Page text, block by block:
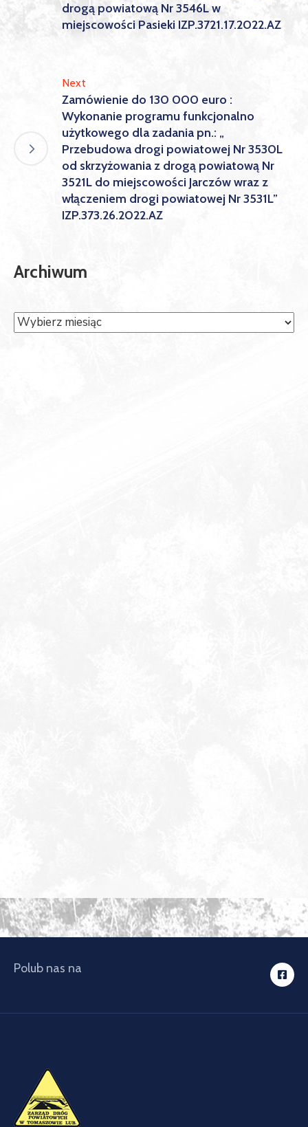
drogą powiatową Nr 3546L w
miejscowości Pasieki IZP.3721.17.2022.AZ
Next
Zamówienie do 130 000 euro :
Wykonanie programu funkcjonalno
użytkowego dla zadania pn.: „
Przebudowa drogi powiatowej Nr 3530L
od skrzyżowania z drogą powiatową Nr
3521L do miejscowości Jarczów wraz z
włączeniem drogi powiatowej Nr 3531L”
IZP.373.26.2022.AZ
Archiwum
Polub nas na